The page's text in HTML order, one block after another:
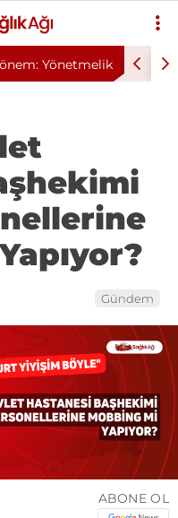
Cilt Kanseri Çıktı:
Gündem
ABONE OL